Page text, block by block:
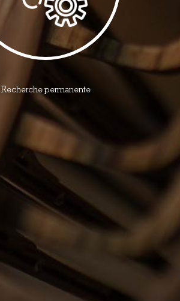
Recherche permanente